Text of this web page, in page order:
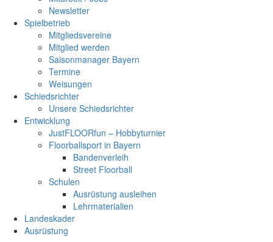
Newsletter
Spielbetrieb
Mitgliedsvereine
Mitglied werden
Saisonmanager Bayern
Termine
Weisungen
Schiedsrichter
Unsere Schiedsrichter
Entwicklung
JustFLOORfun – Hobbyturnier
Floorballsport in Bayern
Bandenverleih
Street Floorball
Schulen
Ausrüstung ausleihen
Lehrmaterialien
Landeskader
Ausrüstung